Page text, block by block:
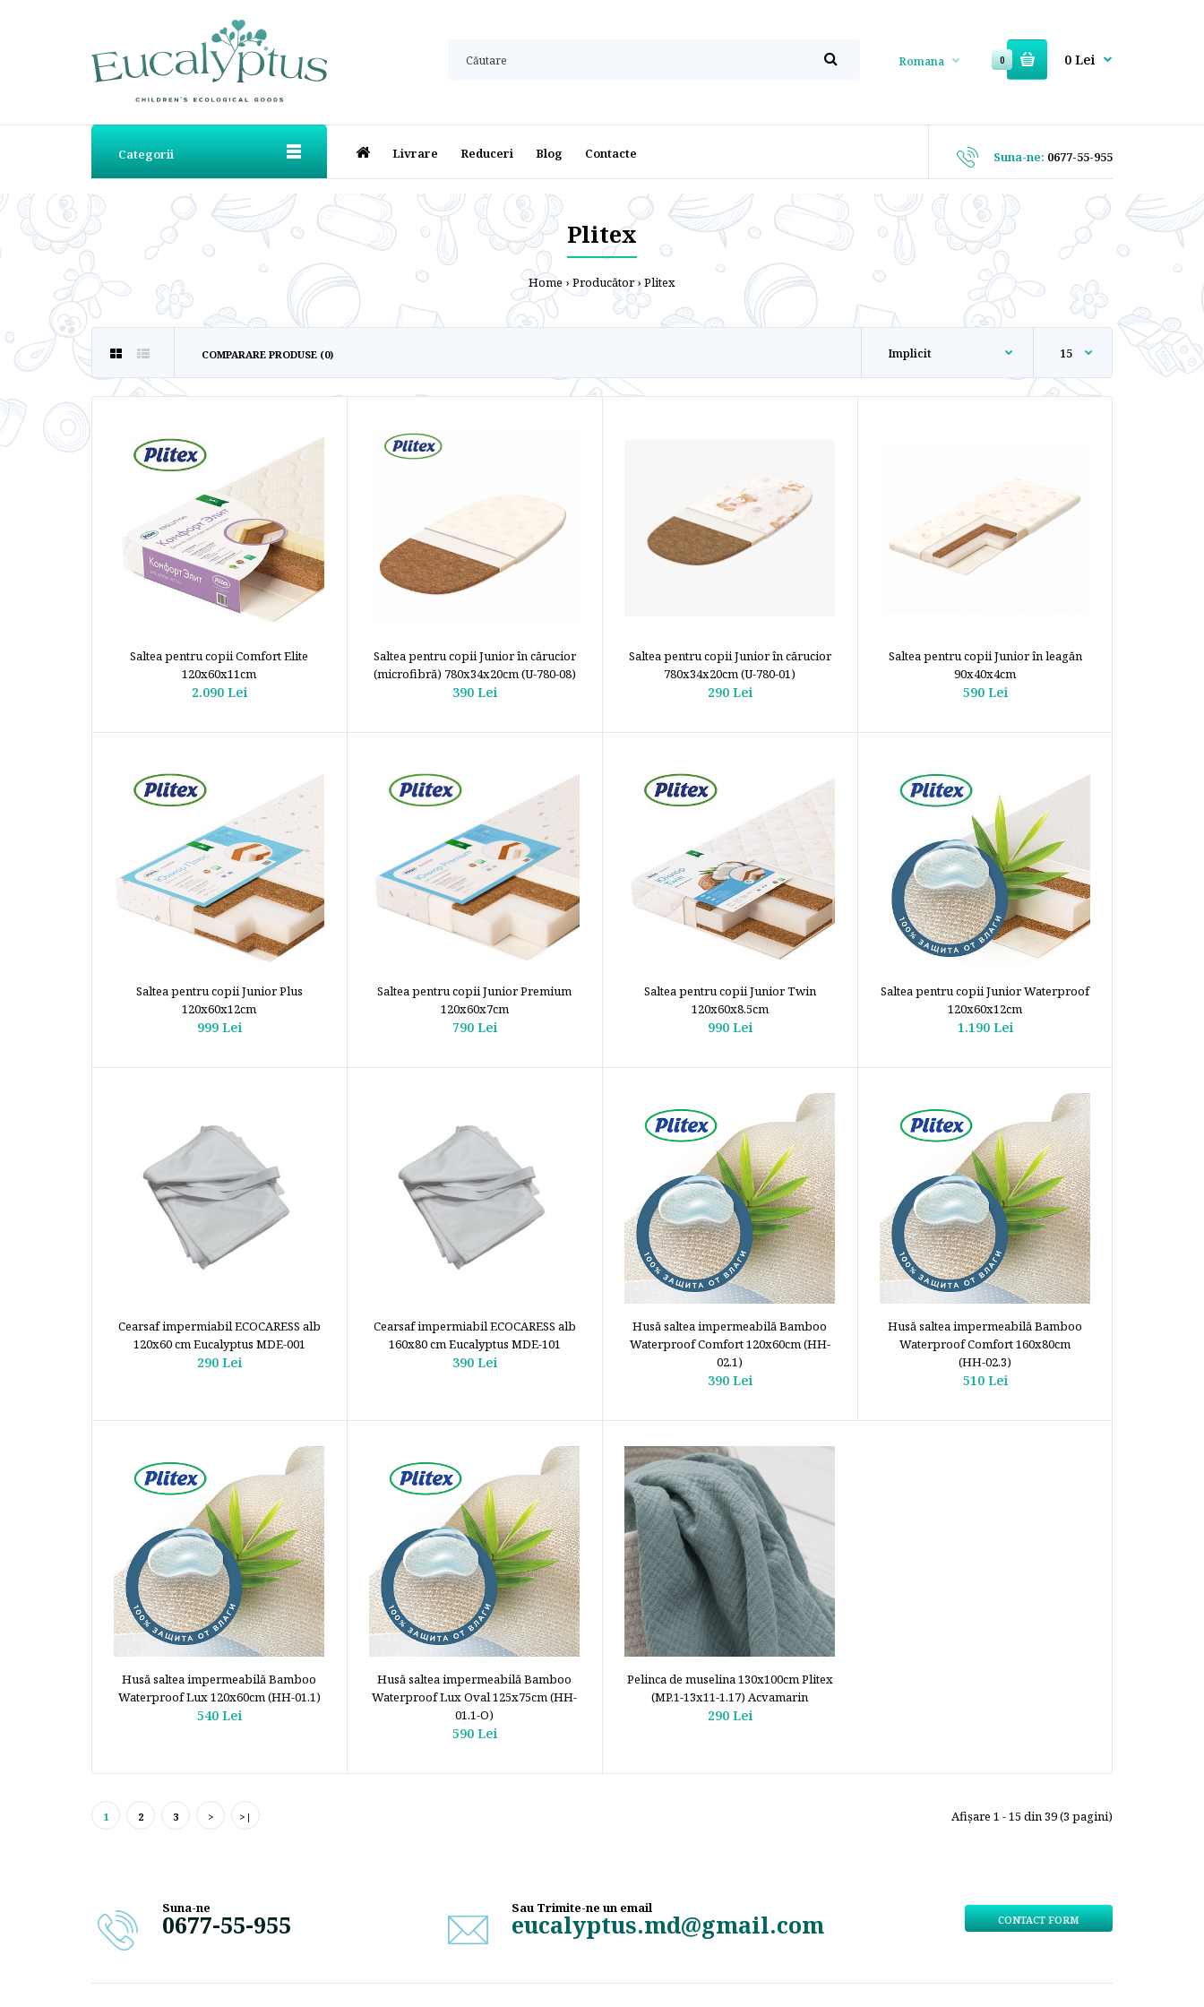
Romana 0 0 Lei
Categorii Livrare Reduceri Blog Contacte Suna-ne: 0677-55-955
Plitex
Home Producător Plitex
COMPARARE PRODUSE (0)
Saltea pentru copii Comfort Elite
120x60x11cm
2.090 Lei
Saltea pentru copii Junior în cărucior
(microfibră) 780х34х20cm (U-780-08)
390 Lei
Saltea pentru copii Junior în cărucior
780х34х20cm (U-780-01)
290 Lei
Saltea pentru copii Junior în leagăn
90х40x4cm
590 Lei
Saltea pentru copii Junior Plus
120x60x12cm
999 Lei
Saltea pentru copii Junior Premium
120x60x7cm
790 Lei
Saltea pentru copii Junior Twin
120x60x8.5cm
990 Lei
Saltea pentru copii Junior Waterproof
120x60x12cm
1.190 Lei
Cearsaf impermiabil ECOCARESS alb
120x60 cm Eucalyptus MDE-001
290 Lei
Cearsaf impermiabil ECOCARESS alb
160x80 cm Eucalyptus MDE-101
390 Lei
Husă saltea impermeabilă Bamboo
Waterproof Comfort 120x60cm (HH-
02.1)
390 Lei
Husă saltea impermeabilă Bamboo
Waterproof Comfort 160x80cm
(НН-02.3)
510 Lei
Husă saltea impermeabilă Bamboo
Waterproof Lux 120x60cm (HH-01.1)
540 Lei
Husă saltea impermeabilă Bamboo
Waterproof Lux Oval 125x75cm (HH-
01.1-O)
590 Lei
Pelinca de muselina 130x100cm Plitex
(MP.1-13х11-1.17) Acvamarin
290 Lei
1 2 3 > >| Afişare 1 - 15 din 39 (3 pagini)
Suna-ne
0677-55-955
Sau Trimite-ne un email
eucalyptus.md@gmail.com CONTACT FORM